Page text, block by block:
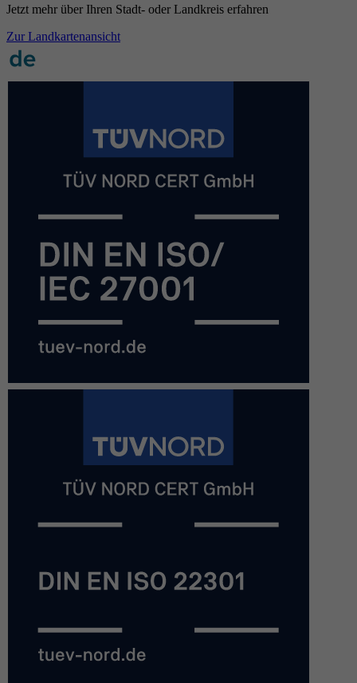
Jetzt mehr über Ihren Stadt- oder Landkreis erfahren
Zur Landkartenansicht